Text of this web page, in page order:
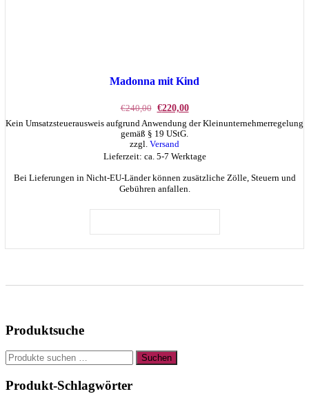
Madonna mit Kind
€240,00 Ursprünglicher
Preis
war:
€240,00
€220,00Aktueller
Preis
ist:
€220,00.
Kein Umsatzsteuerausweis aufgrund Anwendung der Kleinunternehmerregelung
gemäß § 19 UStG.
zzgl. Versand
Lieferzeit: ca. 5-7 Werktage
Bei Lieferungen in Nicht-EU-Länder können zusätzliche Zölle, Steuern und
Gebühren anfallen.
Produktsuche
Suchen
nach:
Suchen
Produkt-Schlagwörter